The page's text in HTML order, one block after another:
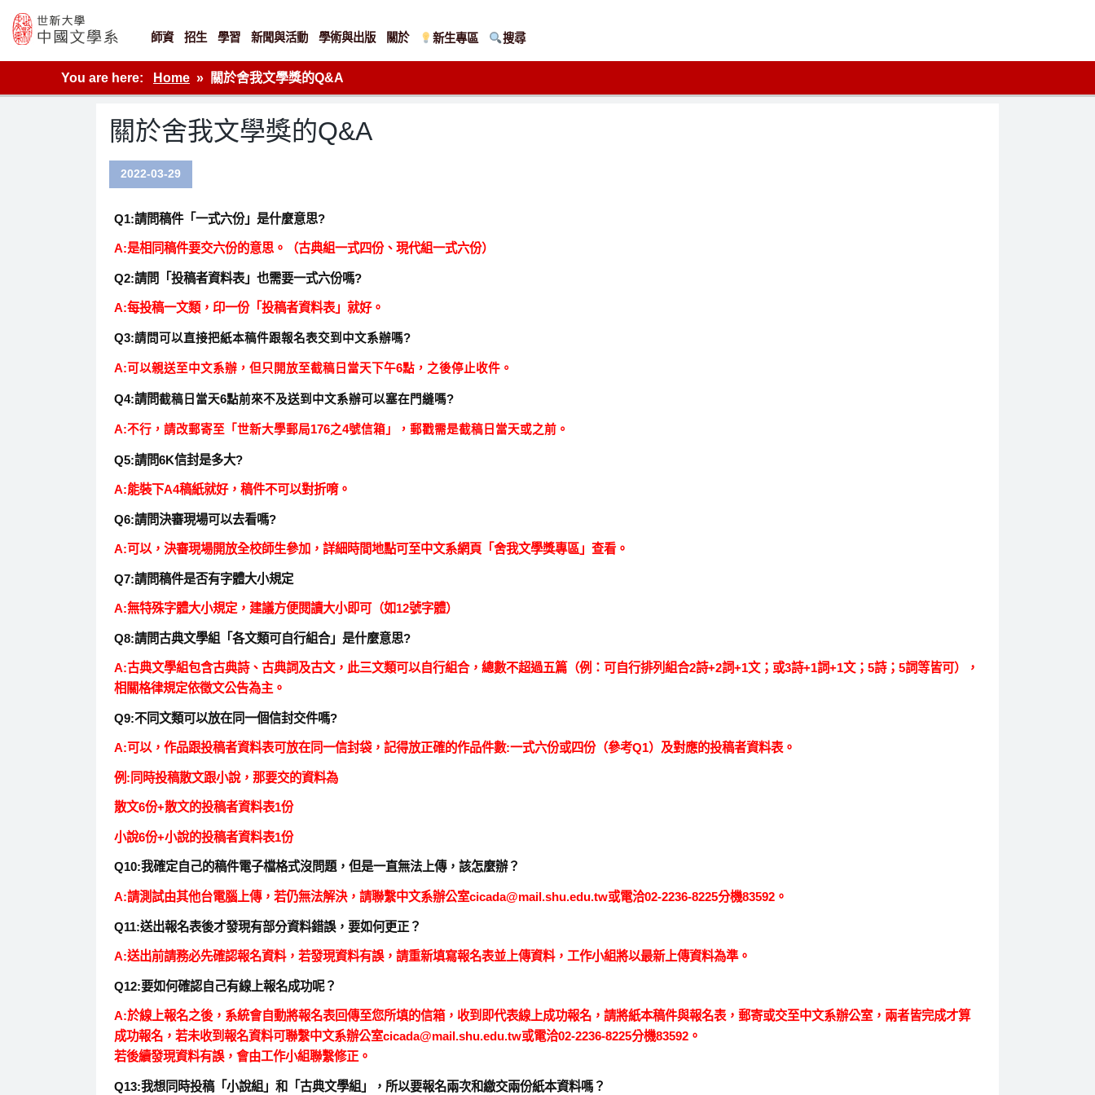
content
世新大學教學單位的網站
師資 招生 學習 新聞與活動 學術與出版 關於 新生專區 搜尋
You are here: Home 關於舍我文學獎的Q&A
關於舍我文學獎的Q&A
2022-03-29
Q1:請問稿件「一式六份」是什麼意思?
A:是相同稿件要交六份的意思。（古典組一式四份、現代組一式六份）
Q2:請問「投稿者資料表」也需要一式六份嗎?
A:每投稿一文類，印一份「投稿者資料表」就好。
Q3:請問可以直接把紙本稿件跟報名表交到中文系辦嗎?
A:可以親送至中文系辦，但只開放至截稿日當天下午6點，之後停止收件。
Q4:請問截稿日當天6點前來不及送到中文系辦可以塞在門縫嗎?
A:不行，請改郵寄至「世新大學郵局176之4號信箱」，郵戳需是截稿日當天或之前。
Q5:請問6K信封是多大?
A:能裝下A4稿紙就好，稿件不可以對折唷。
Q6:請問決審現場可以去看嗎?
A:可以，決審現場開放全校師生參加，詳細時間地點可至中文系網頁「舍我文學獎專區」查看。
Q7:請問稿件是否有字體大小規定
A:無特殊字體大小規定，建議方便閱讀大小即可（如12號字體）
Q8:請問古典文學組「各文類可自行組合」是什麼意思?
A:古典文學組包含古典詩、古典詞及古文，此三文類可以自行組合，總數不超過五篇（例：可自行排列組合2詩+2詞+1文；或3詩+1詞+1文；5詩；5詞等皆可），
相關格律規定依徵文公告為主。
Q9:不同文類可以放在同一個信封交件嗎?
A:可以，作品跟投稿者資料表可放在同一信封袋，記得放正確的作品件數:一式六份或四份（參考Q1）及對應的投稿者資料表。
例:同時投稿散文跟小說，那要交的資料為
散文6份+散文的投稿者資料表1份
小說6份+小說的投稿者資料表1份
Q10:我確定自己的稿件電子檔格式沒問題，但是一直無法上傳，該怎麼辦？
A:請測試由其他台電腦上傳，若仍無法解決，請聯繫中文系辦公室cicada@mail.shu.edu.tw或電洽02-2236-8225分機83592。
Q11:送出報名表後才發現有部分資料錯誤，要如何更正？
A:送出前請務必先確認報名資料，若發現資料有誤，請重新填寫報名表並上傳資料，工作小組將以最新上傳資料為準。
Q12:要如何確認自己有線上報名成功呢？
A:於線上報名之後，系統會自動將報名表回傳至您所填的信箱，收到即代表線上成功報名，請將紙本稿件與報名表，郵寄或交至中文系辦公室，兩者皆完成才算
成功報名，若未收到報名資料可聯繫中文系辦公室cicada@mail.shu.edu.tw或電洽02-2236-8225分機83592。
若後續發現資料有誤，會由工作小組聯繫修正。
Q13:我想同時投稿「小說組」和「古典文學組」，所以要報名兩次和繳交兩份紙本資料嗎？